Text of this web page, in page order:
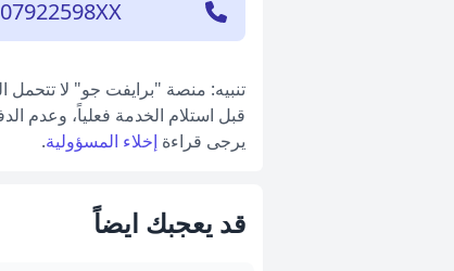
07922598XX
تنبيه: منصة "برايفت جو" لا
قبل استلام الخدمة فعلياً، وعدم
يرجى قراءة إخلاء المسؤولية.
قد يعجبك ايضاً